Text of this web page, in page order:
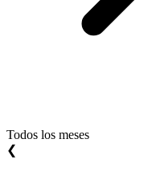
Todos los meses
❮